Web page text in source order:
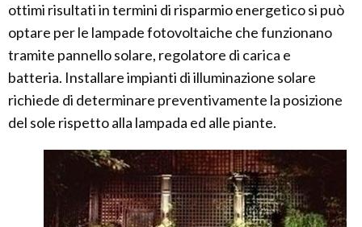
ottimi risultati in termini di risparmio energetico si può
optare per le lampade fotovoltaiche che funzionano
tramite pannello solare, regolatore di carica e
batteria. Installare impianti di illuminazione solare
richiede di determinare preventivamente la posizione
del sole rispetto alla lampada ed alle piante.